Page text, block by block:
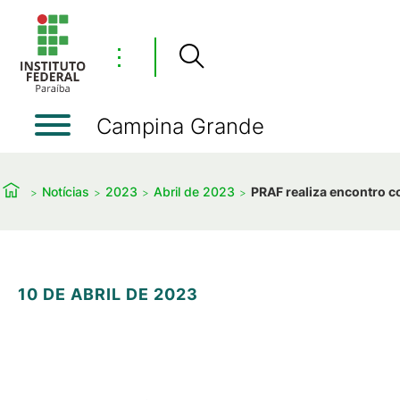
⋮
Campina Grande
Notícias 2023 Abril de 2023 PRAF realiza encontro
10 DE ABRIL DE 2023